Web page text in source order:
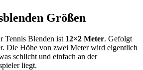
Größen
Tennis Blenden ist 12×2 Meter. Gefolgt
Die Höhe von zwei Meter wird eigentlich
schlicht und einfach an der
liegt.